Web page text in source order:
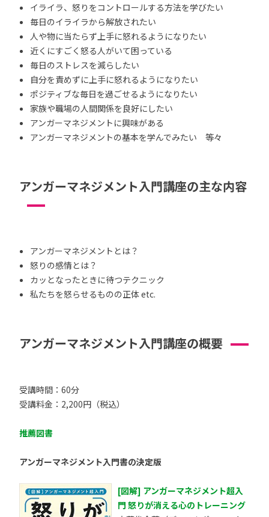
イライラ、怒りをコントロールする方法を学びたい
毎日のイライラから解放されたい
人や物に当たらず上手に怒れるようになりたい
近くにすごく怒る人がいて困っている
毎日のストレスを減らしたい
自分を責めずに上手に怒れるようになりたい
ポジティブな毎日を過ごせるようになりたい
家族や職場の人間関係を良好にしたい
アンガーマネジメントに興味がある
アンガーマネジメントの基本を学んでみたい 等々
アンガーマネジメント入門講座の主な内容
アンガーマネジメントとは？
怒りの感情とは？
カッとなったときに待つテクニック
私たちを怒らせるものの正体 etc.
アンガーマネジメント入門講座の概要
受講時間：60分
受講料金：2,200円（税込）
推薦図書
アンガーマネジメント入門書の決定版
[図解] アンガーマネジメント超入
門 怒りが消える心のトレーニング